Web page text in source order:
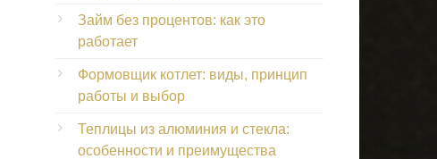
Займ без процентов: как это
работает
Формовщик котлет: виды, принцип
работы и выбор
Теплицы из алюминия и стекла:
особенности и преимущества